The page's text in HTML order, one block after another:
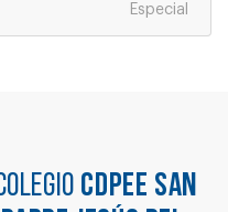
Especial
CDPEE SAN